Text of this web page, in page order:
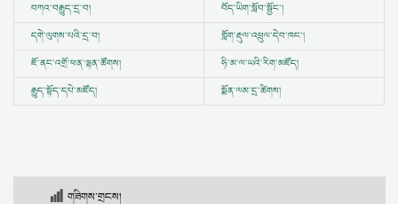
བཀའ་བརྒྱུད་དྲ་བ།
བོད་ཡིག་སློབ་སྦྱོང་།
དགེ་ལུགས་པའི་དྲ་བ།
གློག་རྡུལ་འཕྲུལ་དེབ་ཁང་།
ཇོ་ནང་འགྲོ་ཕན་ལྷན་ཚོགས།
ཧི་མ་ལ་ཡའི་རིག་མཛོད།
རྒྱུད་སྟོད་དཔེ་མཛོད།
སྨོན་ལམ་དྲ་ཚིགས།